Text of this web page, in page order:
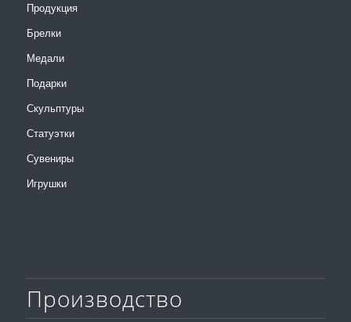
Продукция
Брелки
Медали
Подарки
Скульптуры
Статуэтки
Сувениры
Игрушки
Производство